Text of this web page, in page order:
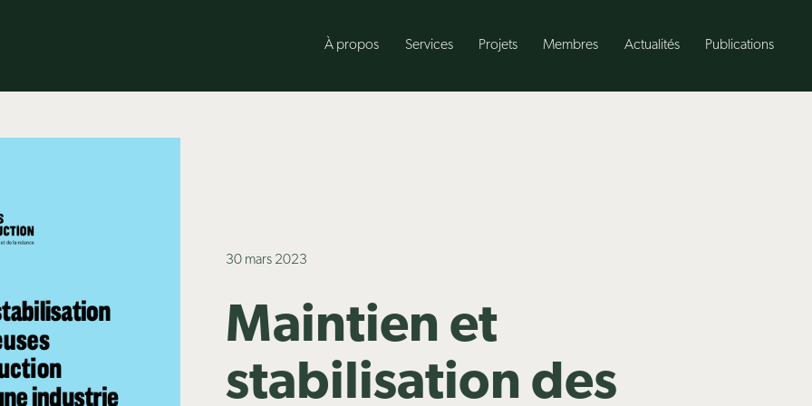
À propos Services Projets Membres Actualités Publications
30 mars 2023
Maintien et
stabilisation des